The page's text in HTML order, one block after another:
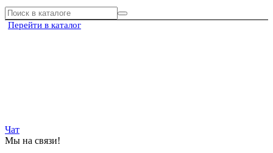
Перейти в каталог
Чат
Мы на связи!